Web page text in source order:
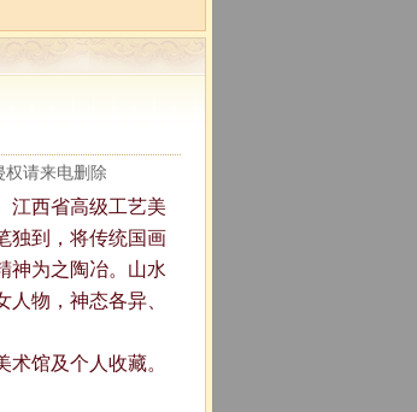
权请来电删除
江西省高级工艺美
独到，将传统国画
神为之陶冶。山水
物，神态各异、
馆及个人收藏。